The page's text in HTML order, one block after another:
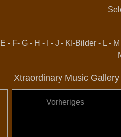
E - F- G - H - - J - KI-Bilder - L - M
Xtraordinary Music
Vorheriges